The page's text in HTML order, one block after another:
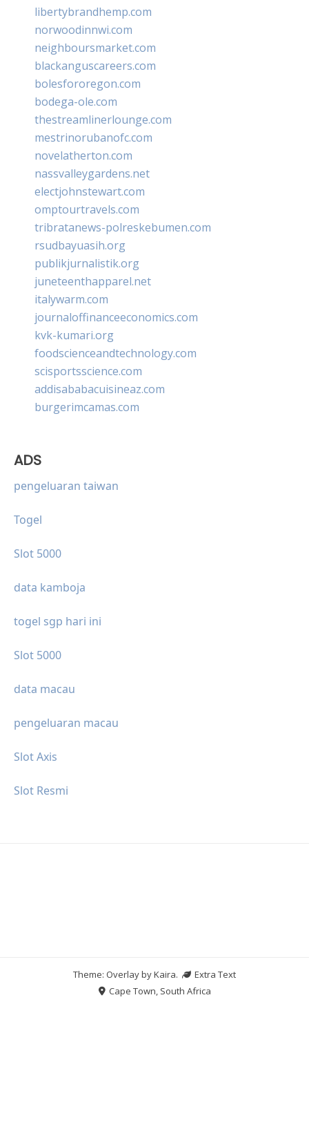
libertybrandhemp.com
norwoodinnwi.com
neighboursmarket.com
blackanguscareers.com
bolesfororegon.com
bodega-ole.com
thestreamlinerlounge.com
mestrinorubanofc.com
novelatherton.com
nassvalleygardens.net
electjohnstewart.com
omptourtravels.com
tribratanews-polreskebumen.com
rsudbayuasih.org
publikjurnalistik.org
juneteenthapparel.net
italywarm.com
journaloffinanceeconomics.com
kvk-kumari.org
foodscienceandtechnology.com
scisportsscience.com
addisababacuisineaz.com
burgerimcamas.com
ADS
pengeluaran taiwan
Togel
Slot 5000
data kamboja
togel sgp hari ini
Slot 5000
data macau
pengeluaran macau
Slot Axis
Slot Resmi
Theme: Overlay byKaira.
Extra Text
Cape Town, South Africa